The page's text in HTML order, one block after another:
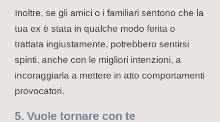
Inoltre, se gli amici o i familiari sentono che la
tua ex è stata in qualche modo ferita o
trattata ingiustamente, potrebbero sentirsi
spinti, anche con le migliori intenzioni, a
incoraggiarla a mettere in atto comportamenti
provocatori.
5. Vuole tornare con te